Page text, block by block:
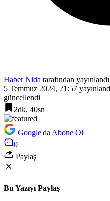
Haber Nida tarafından yayınlandı
5 Temmuz 2024, 21:57
güncellendi
2dk, 40sn
Google'da Abone Ol
0
Paylaş
Bu Yazıyı Paylaş